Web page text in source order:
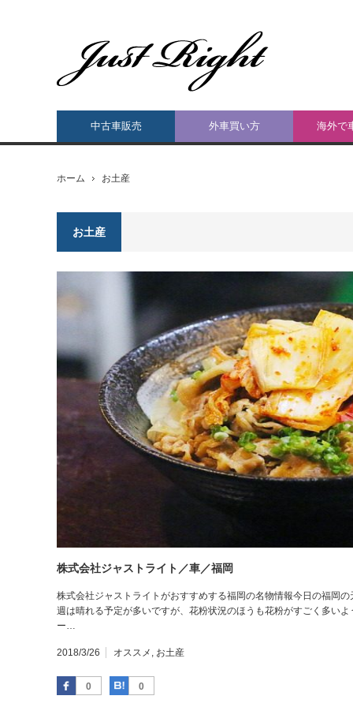
中古車販売 外車買い方 海外で
ホーム お土産
お土産
株式会社ジャストライト／車／福岡
株式会社ジャストライトがおすすめする福岡の名物情報今日の福岡
週は晴れる予定が多いですが、花粉状況のほうも花粉がすごく多い
ー…
2018/3/26 オススメ , お土産
0
Facebook 0
はてなブックマーク